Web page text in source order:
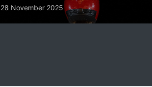
28 November 2025